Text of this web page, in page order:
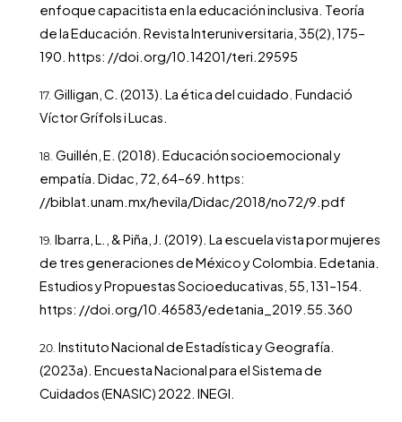
enfoque capacitista en la educación inclusiva. Teoría
de la Educación. Revista Interuniversitaria, 35(2), 175–
190. https: //doi.org/10.14201/teri.29595
Gilligan, C. (2013). La ética del cuidado. Fundació
Víctor Grífols i Lucas.
Guillén, E. (2018). Educación socioemocional y
empatía. Didac, 72, 64–69. https:
//biblat.unam.mx/hevila/Didac/2018/no72/9.pdf
Ibarra, L., & Piña, J. (2019). La escuela vista por mujeres
de tres generaciones de México y Colombia. Edetania.
Estudios y Propuestas Socioeducativas, 55, 131–154.
https: //doi.org/10.46583/edetania_2019.55.360
Instituto Nacional de Estadística y Geografía.
(2023a). Encuesta Nacional para el Sistema de
Cuidados (ENASIC) 2022. INEGI.